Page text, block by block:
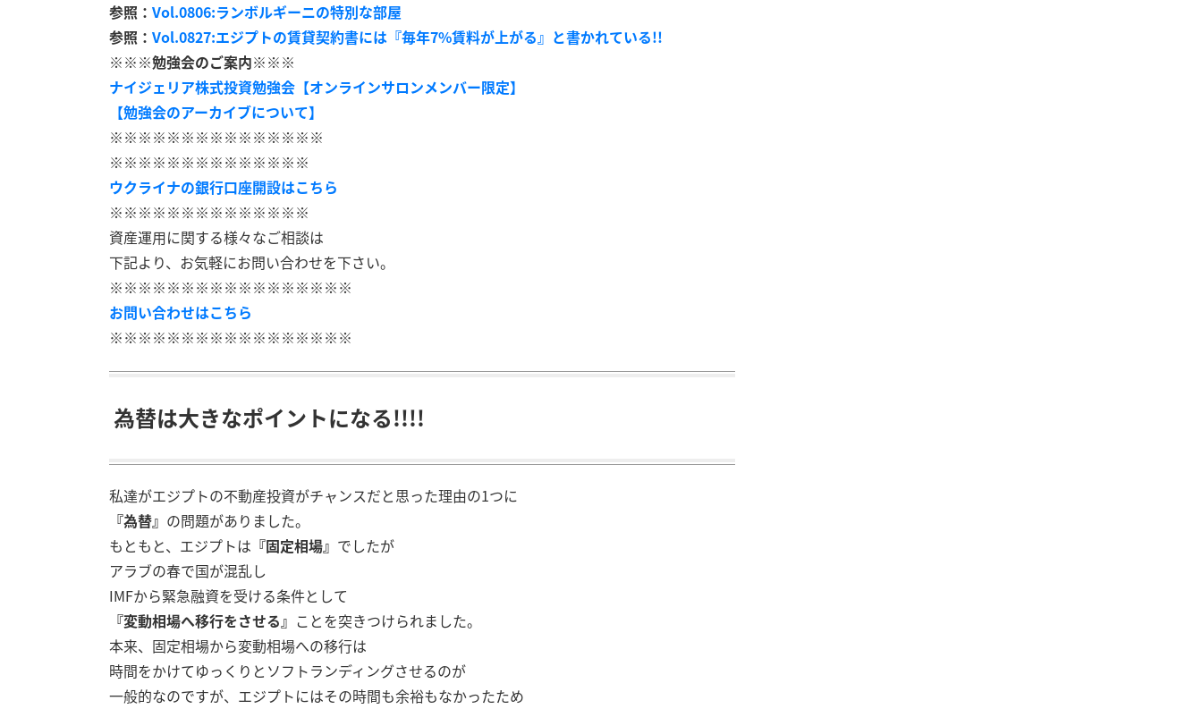
参照： Vol.0806:ランボルギーニの特別な部屋
参照： Vol.0827:エジプトの賃貸契約書には『毎年7%賃料が上がる』と書かれている!!
※※※勉強会のご案内※※※
ナイジェリア株式投資勉強会【オンラインサロンメンバー限定】
【勉強会のアーカイブについて】
※※※※※※※※※※※※※※※
※※※※※※※※※※※※※※
ウクライナの銀行口座開設はこちら
※※※※※※※※※※※※※※
資産運用に関する様々なご相談は
下記より、お気軽にお問い合わせを下さい。
※※※※※※※※※※※※※※※※※
お問い合わせはこちら
※※※※※※※※※※※※※※※※※
為替は大きなポイントになる!!!!
私達がエジプトの不動産投資がチャンスだと思った理由の1つに
『為替』 の問題がありました。
もともと、エジプトは 『固定相場』 でしたが
アラブの春で国が混乱し
IMFから緊急融資を受ける条件として
『変動相場へ移行をさせる』 ことを突きつけられました。
本来、固定相場から変動相場への移行は
時間をかけてゆっくりとソフトランディングさせるのが
一般的なのですが、エジプトにはその時間も余裕もなかったため